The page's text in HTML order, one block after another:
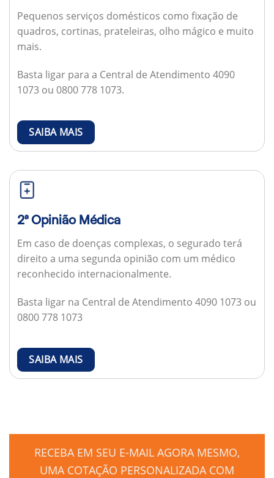
Pequenos serviços domésticos como fixação de
quadros, cortinas, prateleiras, olho mágico e muito
mais.
Basta ligar para a Central de Atendimento 4090
1073 ou 0800 778 1073.
SAIBA MAIS
2ª Opinião Médica
Em caso de doenças complexas, o segurado terá
direito a uma segunda opinião com um médico
reconhecido internacionalmente.
Basta ligar na Central de Atendimento 4090 1073 ou
0800 778 1073
SAIBA MAIS
RECEBA EM SEU E-MAIL AGORA MESMO,
UMA COTAÇÃO PERSONALIZADA COM